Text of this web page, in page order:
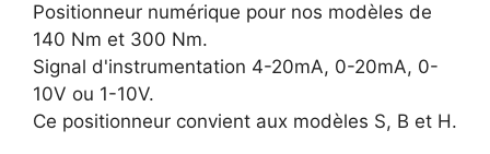
Positionneur numérique pour nos modèles de
140 Nm et 300 Nm.
Signal d'instrumentation 4-20mA, 0-20mA, 0-
10V ou 1-10V.
Ce positionneur convient aux modèles S, B et H.